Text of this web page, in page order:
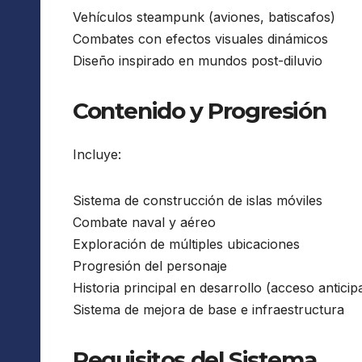
Vehículos steampunk (aviones, batiscafos)
Combates con efectos visuales dinámicos
Diseño inspirado en mundos post-diluvio
Contenido y Progresión
Incluye:
Sistema de construcción de islas móviles
Combate naval y aéreo
Exploración de múltiples ubicaciones
Progresión del personaje
Historia principal en desarrollo (acceso
Sistema de mejora de base e infraestructura